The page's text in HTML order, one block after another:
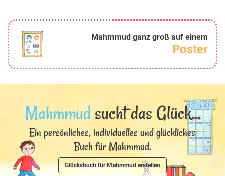
Mahmmud ganz groß auf einem
Poster
Mahmmud sucht das Glück...
Ein persönliches, individuelles und glückliches
Buch für Mahmmud.
Glücksbuch für Mahmmud erstellen